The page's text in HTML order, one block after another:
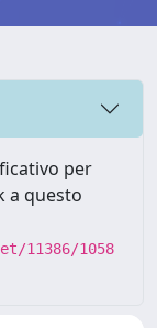
per
a questo
11386/1058